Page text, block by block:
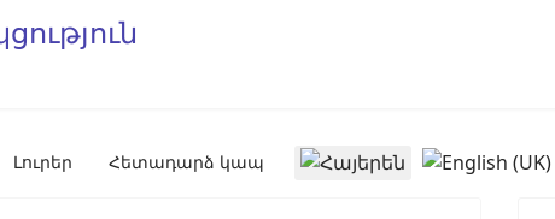
Լուրեր Հետադարձ կապ Select your language